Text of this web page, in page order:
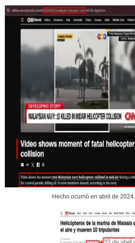
Hecho ocurrió en abril de